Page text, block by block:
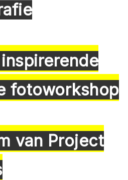
fotoworkshop
van Project